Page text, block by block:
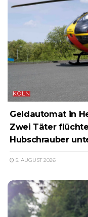
KÖLN
Geldautomat in
Zwei Täter
Hubschrauber
5. AUGUST 2026